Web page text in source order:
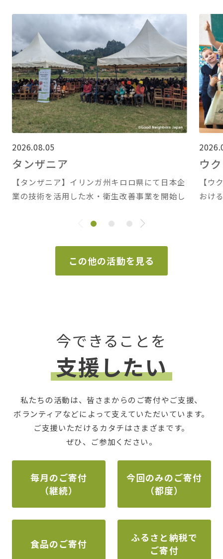
2026.08.05
タンザニア
【タンザニア】イリンガ州キロロ県にて日本企
業の技術を活用した水・衛生改善事業を開始し
ウ
【ウ
おけ
この他の活動を見る
今できることを
支援したい
私たちの活動は、皆さまからのご寄付やご支援、
ボランティアなどによって支えていただいています。
ご支援いただけるカタチはさまざまです。
ぜひ、ご参加ください。
毎月のご寄付
（継続）
今回のみのご寄付
（都度）
食品のご寄付
ふるさと納税で
ご寄付